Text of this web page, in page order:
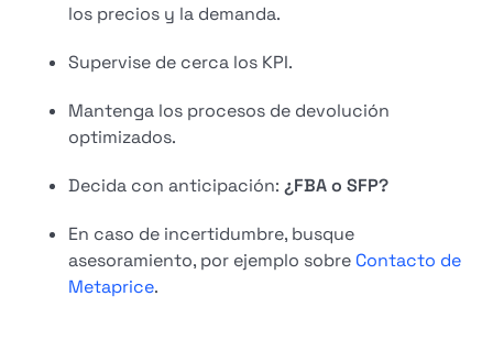
los precios y la demanda.
Supervise de cerca los KPI.
Mantenga los procesos de devolución
optimizados.
Decida con anticipación:¿FBA o SFP?
En caso de incertidumbre, busque
asesoramiento, por ejemplo sobre Contacto de
Metaprice.